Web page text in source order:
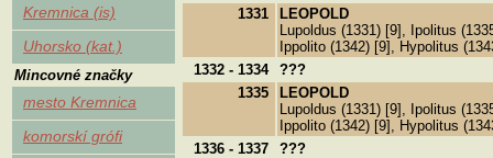
Kremnica (is)
Uhorsko (kat.)
Mincovné značky
mesto Kremnica
komorskí grófi
1331
LEOPOLD
Lupoldus (1331) [9], Ipolitus
Ippolito (1342) [9], Hypolitus
1332 - 1334 ???
1335
LEOPOLD
Lupoldus (1331) [9], Ipolitus
Ippolito (1342) [9], Hypolitus
1336 - 1337
???